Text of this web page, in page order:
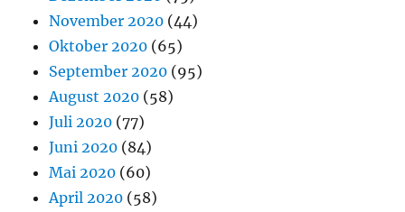
November 2020 (44)
Oktober 2020 (65)
September 2020 (95)
August 2020 (58)
Juli 2020 (77)
Juni 2020 (84)
Mai 2020 (60)
April 2020 (58)